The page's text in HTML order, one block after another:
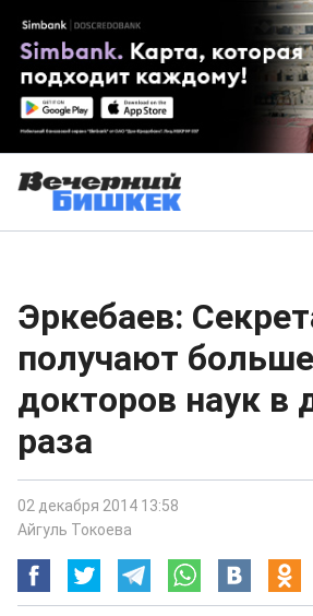
Эркебаев:
получают больше
докторов наук в
раза
02 декабря 2014 13:58
Айгуль Токоева